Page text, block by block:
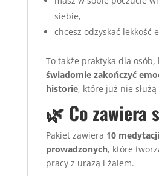
siebie,
chcesz odzyskać lekkość
To także praktyka dla osób,
świadomie zakończyć
historie, które już nie
🌿 Co zawiera
Pakiet zawiera 10 medytacji
prowadzonych, które
pracy z urazą i żalem.